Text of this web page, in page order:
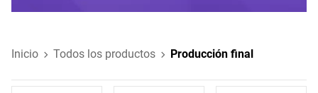
Inicio Todos los productos Producción final